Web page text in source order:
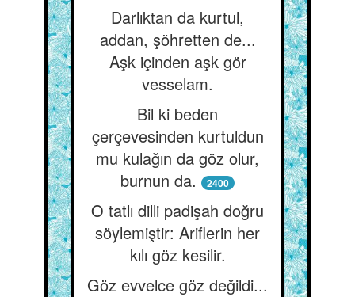
Darlıktan da kurtul,
addan, şöhretten de...
Aşk içinden aşk gör
vesselam.
Bil ki beden
çerçevesinden kurtuldun
mu kulağın da göz olur,
burnun da.
2400
O tatlı dilli padişah doğru
söylemiştir: Ariflerin her
kılı göz kesilir.
Göz evvelce göz değildi...